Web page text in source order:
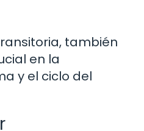
también
en la
y el ciclo del